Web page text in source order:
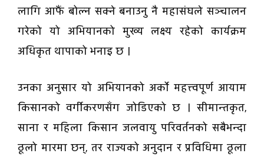
लागि आफैं बोल्न सक्ने बनाउनु नै महासंघले सञ्चालन
गरेको यो अभियानको मुख्य लक्ष्य रहेको कार्यक्रम
अधिकृत थापाको भनाइ छ ।
उनका अनुसार यो अभियानको अर्को महत्त्वपूर्ण आयाम
किसानको वर्गीकरणसँग जोडिएको छ । सीमान्तकृत,
साना र महिला किसान जलवायु परिवर्तनको सबैभन्दा
ठूलो मारमा छन्, तर राज्यको अनुदान र प्रविधिमा ठूला